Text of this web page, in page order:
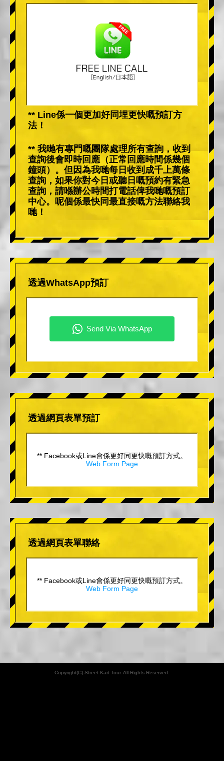
** Line係一個更加好同埋更快嘅預訂方
法！
** 我哋有專門嘅團隊處理所有查詢，收到
查詢後會即時回應（正常回應時間係幾個
鐘頭）。但因為我哋每日收到成千上萬條
查詢，如果你對今日或聽日嘅預約有緊急
查詢，請喺辦公時間打電話俾我哋嘅預訂
中心。呢個係最快同最直接嘅方法聯絡我
哋！
透過WhatsApp預訂
透過網頁表單預訂
** Facebook或Line會係更好同更快嘅預訂方式。
Web Form Page
透過網頁表單聯絡
** Facebook或Line會係更好同更快嘅預訂方式。
Web Form Page
Copyright(C) Street Kart Tour. All Rights Reserved.